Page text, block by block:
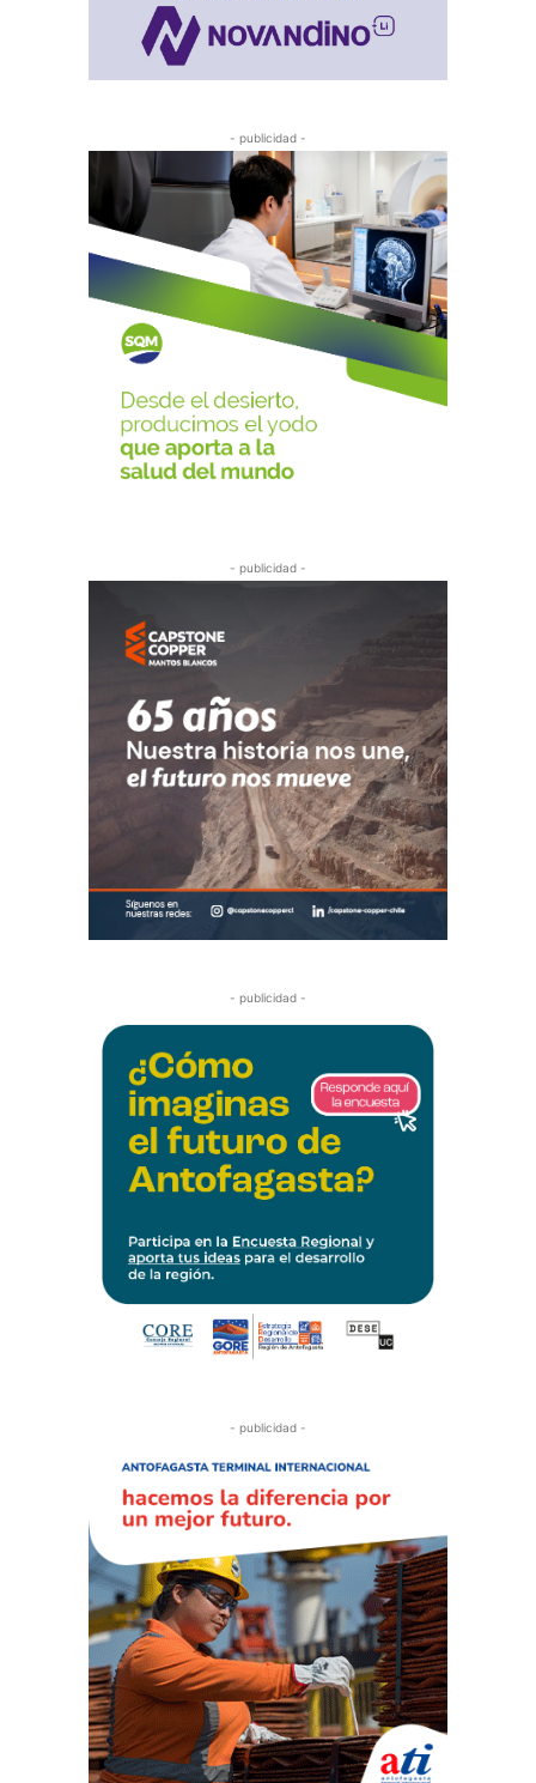
- publicidad -
- publicidad -
- publicidad -
- publicidad -